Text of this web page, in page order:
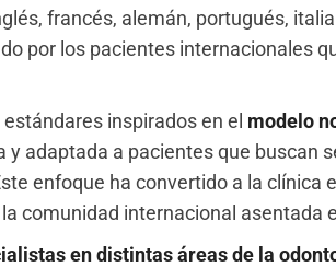
francés, alemán, portugués,
por los pacientes internacionales
inspirados en el modelo
y adaptada a pacientes que buscan
enfoque ha convertido a la clínica
comunidad internacional asentada
en distintas áreas de la